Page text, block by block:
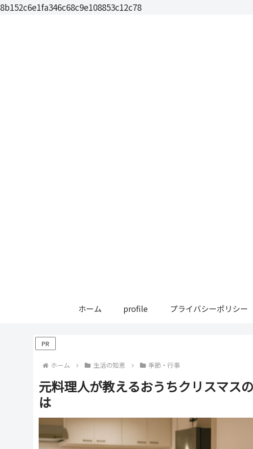
8b152c6e1fa346c68c9e108853c12c78
ホーム profile プライバシーポリシー
PR
ホーム 生活の知恵 季節・行事
元料理人が教えるおうちクリスマス
は